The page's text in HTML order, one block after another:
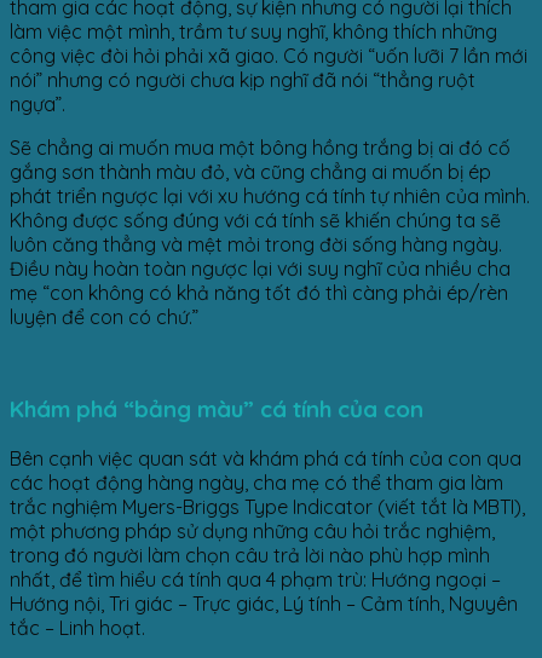
tham gia các hoạt động, sự kiện nhưng có người lại thích
làm việc một mình, trầm tư suy nghĩ, không thích những
công việc đòi hỏi phải xã giao. Có người “uốn lưỡi 7 lần mới
nói” nhưng có người chưa kịp nghĩ đã nói “thẳng ruột
ngựa”.
Sẽ chẳng ai muốn mua một bông hồng trắng bị ai đó cố
gắng sơn thành màu đỏ, và cũng chẳng ai muốn bị ép
phát triển ngược lại với xu hướng cá tính tự nhiên của mình.
Không được sống đúng với cá tính sẽ khiến chúng ta sẽ
luôn căng thẳng và mệt mỏi trong đời sống hàng ngày.
Điều này hoàn toàn ngược lại với suy nghĩ của nhiều cha
mẹ “con không có khả năng tốt đó thì càng phải ép/rèn
luyện để con có chứ.”
​​​​Khám phá “bảng màu” cá tính của con
Bên cạnh việc quan sát và khám phá cá tính của con qua
các hoạt động hàng ngày, cha mẹ có thể tham gia làm
trắc nghiệm Myers-Briggs Type Indicator (viết tắt là MBTI),
một phương pháp sử dụng những câu hỏi trắc nghiệm,
trong đó người làm chọn câu trả lời nào phù hợp mình
nhất, để tìm hiểu cá tính qua 4 phạm trù: Hướng ngoại –
Hướng nội, Tri giác – Trực giác, Lý tính – Cảm tính, Nguyên
tắc – Linh hoạt.